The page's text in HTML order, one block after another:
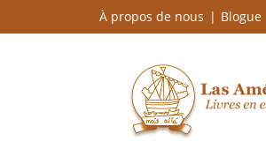
À propos de nous Blogue